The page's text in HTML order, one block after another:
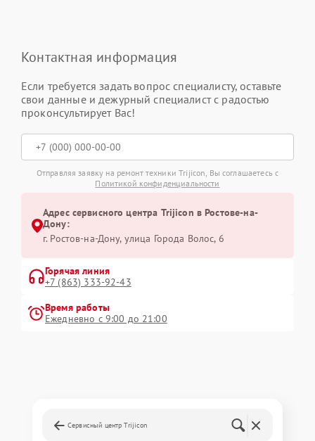
Контактная информация
Если требуется задать вопрос специалисту, оставьте
свои данные и дежурный специалист с радостью
проконсультирует Вас!
Отправляя заявку на ремонт техники Trijicon, Вы соглашаетесь с
Политикой конфиденциальности
Адрес сервисного центра Trijicon в Ростове-на-
Дону:
г. Ростов-на-Дону, улица Города Волос, 6
Горячая линия
+7 (863) 333-92-43
Время работы
Ежедневно с 9:00 до 21:00
Сервисный центр Trijicon